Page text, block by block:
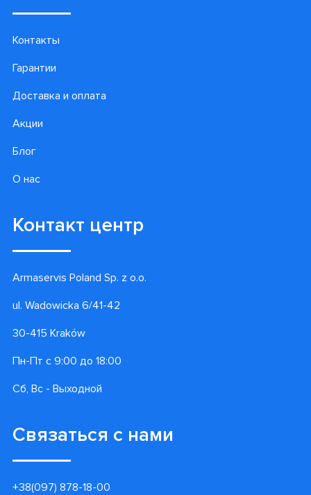
Контакты
Гарантии
Доставка и оплата
Акции
Блог
О нас
Контакт центр
Armaservis Poland Sp. z o.o.
ul. Wadowicka 6/41-42
30-415 Kraków
Пн-Пт с 9:00 до 18:00
Сб, Вс - Выходной
Связаться с нами
+38(097) 878-18-00